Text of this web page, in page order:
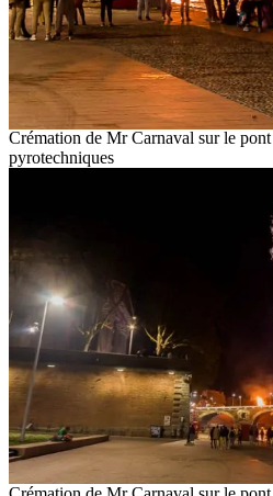
Crémation de Mr Carnaval sur le
pyrotechniques